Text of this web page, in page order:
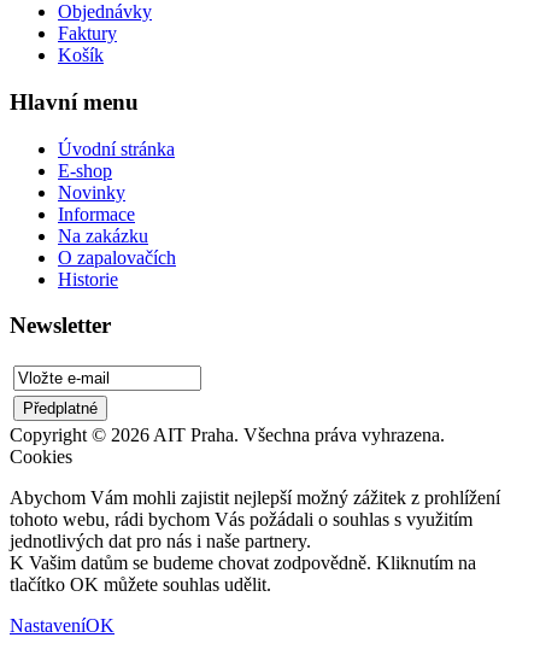
Objednávky
Faktury
Košík
Hlavní menu
Úvodní stránka
E-shop
Novinky
Informace
Na zakázku
O zapalovačích
Historie
Newsletter
Copyright © 2026 AIT Praha. Všechna práva vyhrazena.
Cookies
Abychom Vám mohli zajistit nejlepší možný zážitek z prohlížení
tohoto webu, rádi bychom Vás požádali o souhlas s využitím
jednotlivých dat pro nás i naše partnery.
K Vašim datům se budeme chovat zodpovědně. Kliknutím na
tlačítko OK můžete souhlas udělit.
NastaveníOK